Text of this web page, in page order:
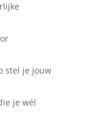
stel je jouw
je wél